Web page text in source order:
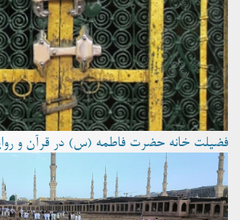
فضیلت خانه حضرت فاطمه (س) در قرآن و